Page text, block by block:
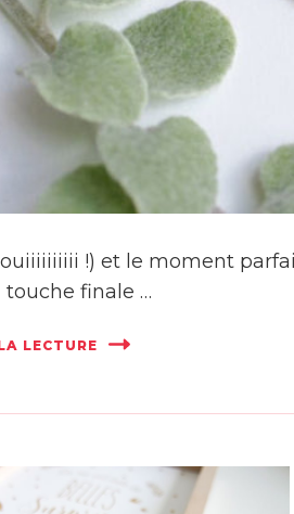
(ouiiiiiiiiii !) et le moment
finale …
LECTURE